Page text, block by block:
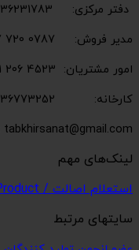
دفتر مرکزی: 36231783-071
مدیر فروش: 0787 720 0917
امور مشتریان: 4523 206 0991
کارخانه: 36773252-071
tabkhirsanat@gmail.com
لینک‌های مهم
استعلام اصالت / Verify Product
سایتهای مرتبط